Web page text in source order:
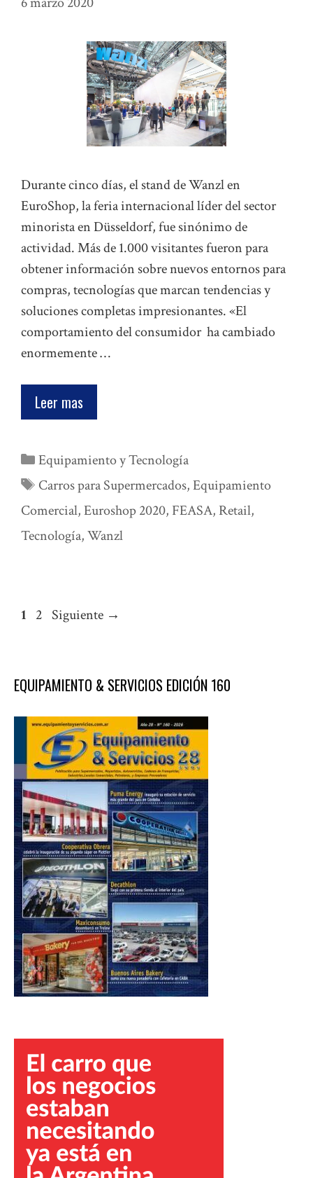
Durante cinco días, el stand de Wanzl en
EuroShop, la feria internacional líder del sector
minorista en Düsseldorf, fue sinónimo de
actividad. Más de 1.000 visitantes fueron para
obtener información sobre nuevos entornos para
compras, tecnologías que marcan tendencias y
soluciones completas impresionantes. «El
comportamiento del consumidor ha cambiado
enormemente …
Leer mas
Categorías
Equipamiento y Tecnología
Etiquetas
Carros para Supermercados,Equipamiento
Comercial,Euroshop 2020, FEASA, Retail,
Tecnología,Wanzl
Página
1 Página
2 Siguiente →
EQUIPAMIENTO & SERVICIOS EDICIÓN 160